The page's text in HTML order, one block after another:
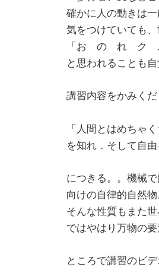
確かに人の動きは
気をつけていても
「お の れ
と思われることも
講習内容をかみくだ
「人間とはめちゃ
を知れ．そして自由
につきる。。機械
向けの自律的自然物
そんな性質もまた
ではやはり万物の
ところで講習のビ